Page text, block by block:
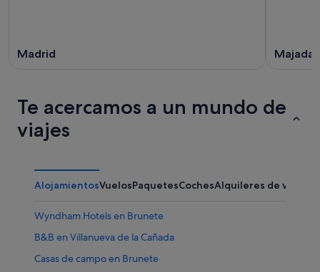
Madrid
Te acercamos a un mundo de
viajes
AlojamientosVuelosPaquetesCochesAlquileres de
Wyndham Hotels en Brunete
B&B en Villanueva de la Cañada
Casas de campo en Brunete